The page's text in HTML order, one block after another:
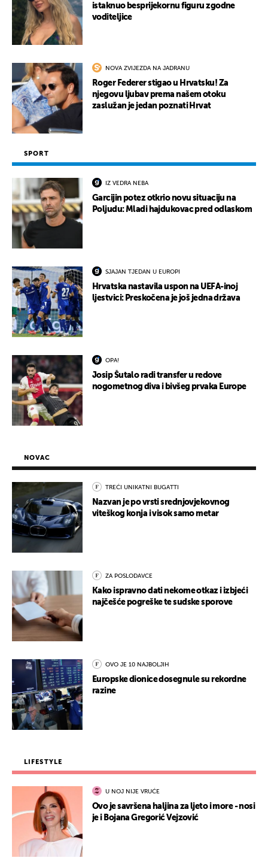
istaknuo besprijekornu figuru zgodne
voditeljice
NOVA ZVIJEZDA NA JADRANU
Roger Federer stigao u Hrvatsku! Za
njegovu ljubav prema našem otoku
zaslužan je jedan poznati Hrvat
SPORT
IZ VEDRA NEBA
Garcijin potez otkrio novu situaciju na
Poljudu: Mladi hajdukovac pred odlaskom
SJAJAN TJEDAN U EUROPI
Hrvatska nastavila uspon na UEFA-inoj
ljestvici: Preskočena je još jedna država
OPA!
Josip Šutalo radi transfer u redove
nogometnog diva i bivšeg prvaka Europe
NOVAC
TREĆI UNIKATNI BUGATTI
Nazvan je po vrsti srednjovjekovnog
viteškog konja i visok samo metar
ZA POSLODAVCE
Kako ispravno dati nekome otkaz i izbjeći
najčešće pogreške te sudske sporove
OVO JE 10 NAJBOLJIH
Europske dionice dosegnule su rekordne
razine
LIFESTYLE
U NOJ NIJE VRUĆE
Ovo je savršena haljina za ljeto i more - nosi
je i Bojana Gregorić Vejzović